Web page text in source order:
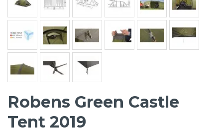
Robens Green Castle
Tent 2019